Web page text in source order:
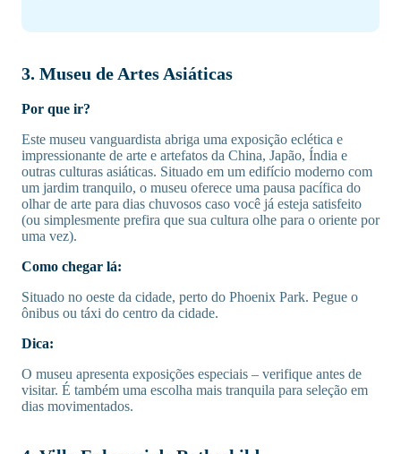
3. Museu de Artes Asiáticas
Por que ir?
Este museu vanguardista abriga uma exposição eclética e
impressionante de arte e artefatos da China, Japão, Índia e
outras culturas asiáticas. Situado em um edifício moderno com
um jardim tranquilo, o museu oferece uma pausa pacífica do
olhar de arte para dias chuvosos caso você já esteja satisfeito
(ou simplesmente prefira que sua cultura olhe para o oriente por
uma vez).
Como chegar lá:
Situado no oeste da cidade, perto do Phoenix Park. Pegue o
ônibus ou táxi do centro da cidade.
Dica:
O museu apresenta exposições especiais – verifique antes de
visitar. É também uma escolha mais tranquila para seleção em
dias movimentados.